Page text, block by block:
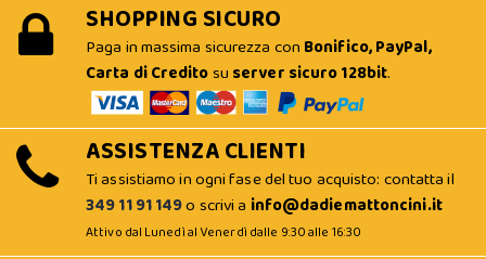
SHOPPING SICURO
Paga in massima sicurezza con Bonifico, PayPal,
Carta di Creditosu server sicuro 128bit.
ASSISTENZA CLIENTI
Ti assistiamo in ogni fase del tuo acquisto: contatta il
349 11 91 149o scrivi a info@dadiemattoncini.it
Attivo dal Lunedì al Venerdì dalle 9:30 alle 16:30